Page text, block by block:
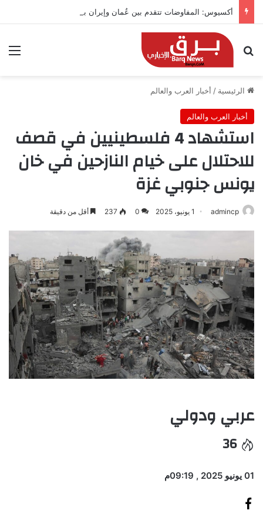
أكسيوس: المفاوضات تتقدم بين عُمان وإيران بشأن هرمز
بحث عن
الرئيسية / أخبار العرب والعالم
أخبار العرب والعالم
استشهاد 4 فلسطينيين في قصف
للاحتلال على خيام النازحين في خان
يونس جنوبي غزة
admincp 1 يونيو، 2025 0
237 أقل من دقيقة
عربي ودولي
36
01 يونيو 2025 , 09:19م